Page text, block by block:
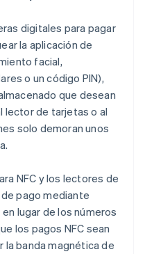
digitales para pagar
la aplicación de
facial,
o un código PIN),
que desean
lector de tarjetas o al
solo demoran unos
NFC y los lectores de
pago mediante
lugar de los números
los pagos NFC sean
la banda magnética de